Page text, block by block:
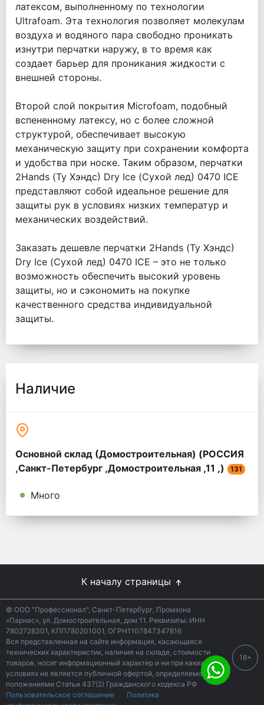
латексом, выполненному по технологии
Ultrafoam. Эта технология позволяет молекулам
воздуха и водяного пара свободно проникать
изнутри перчатки наружу, в то время как
создает барьер для проникания жидкости с
внешней стороны.
Второй слой покрытия Microfoam, подобный
вспененному латексу, но с более сложной
структурой, обеспечивает высокую
механическую защиту при сохранении комфорта
и удобства при носке. Таким образом, перчатки
2Hands (Ту Хэндс) Dry Ice (Сухой лед) 0470 ICE
представляют собой идеальное решение для
защиты рук в условиях низких температур и
механических воздействий.
Заказать дешевле перчатки 2Hands (Ту Хэндс)
Dry Ice (Сухой лед) 0470 ICE – это не только
возможность обеспечить высокий уровень
защиты, но и сэкономить на покупке
качественного средства индивидуальной
защиты.
Наличие
Основной склад (Домостроительная) (РОССИЯ
,Санкт-Петербург ,Домостроительная ,11 ,)
131
Много
К началу страницы
© ООО "Профессионал", Санкт-Петербург, Промзона
«Парнас», ул. Домостроительная, дом 11. Реквизиты: ИНН
7802728301, КПП780201001, ОГРН1107847347816
Вся представленная на сайте информация, касающаяся
технических характеристик, наличия на складе, стоимости
товаров, носит информационный характер и ни при каких
условиях не является публичной офертой, определяемой
положениями Статьи 437(2) Гражданского кодекса РФ
Пользовательское соглашение
Политика
18+